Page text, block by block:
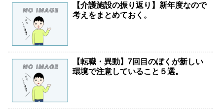
【介護施設の振り返り】新年度なので
考えをまとめておく。
【転職・異動】7回目のぼくが新しい
環境で注意していること５選。